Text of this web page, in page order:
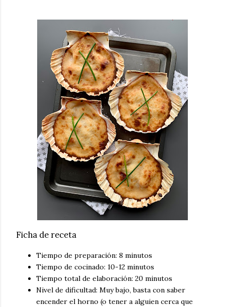
Ficha de receta
Tiempo de preparación: 8 minutos
Tiempo de cocinado: 10-12 minutos
Tiempo total de elaboración: 20 minutos
Nivel de dificultad: Muy bajo, basta con saber
encender el horno (o tener a alguien cerca que